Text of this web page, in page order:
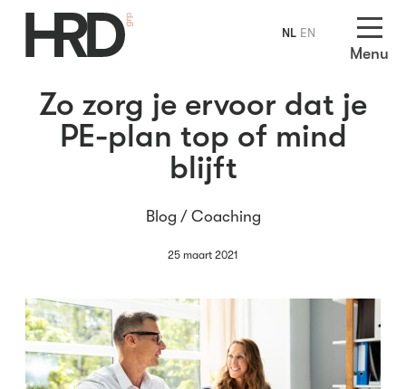
Menu
Zo zorg je ervoor dat je
PE-plan top of mind
blijft
Blog / Coaching
25 maart 2021
NL EN